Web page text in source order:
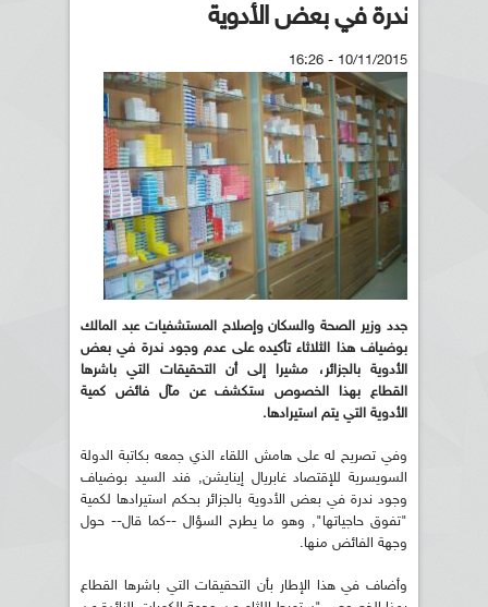
ندرة في بعض الأدوية
10/11/2015 - 16:26
جدد وزير الصحة والسكان وإصلاح المستشفيات عبد المالك
بوضياف هذا الثلاثاء تأكيده على عدم وجود ندرة في بعض
الأدوية بالجزائر، مشيرا إلى أن التحقيقات التي باشرها
القطاع بهذا الخصوص ستكشف عن مآل فائض كمية
الأدوية التي يتم استيرادها.
وفي تصريح له على هامش اللقاء الذي جمعه بكاتبة الدولة
السويسرية للإقتصاد غابريال إينايشن, فند السيد بوضياف
وجود ندرة في بعض الأدوية بالجزائر بحكم استيرادها لكمية
"تفوق حاجياتها", وهو ما يطرح السؤال --كما قال-- حول
وجهة الفائض منها.
وأضاف في هذا الإطار بأن التحقيقات التي باشرها القطاع